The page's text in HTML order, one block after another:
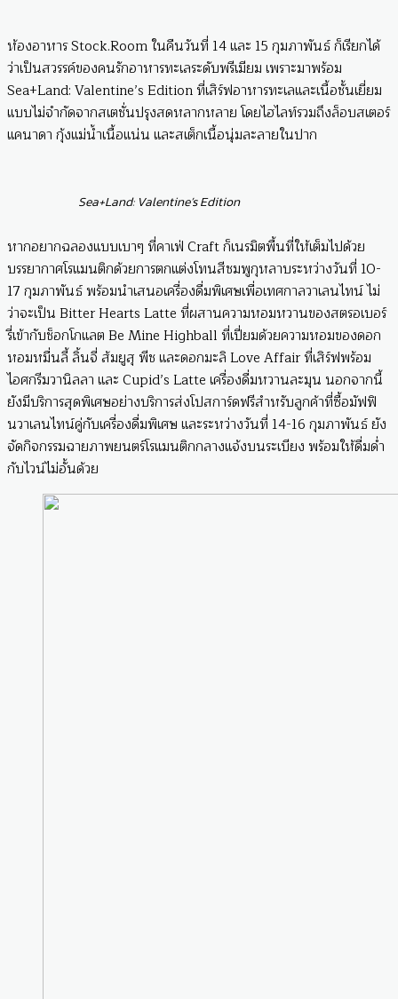
ห้องอาหาร Stock.Room ในคืนวันที่ 14 และ 15 กุมภาพันธ์ ก็เรียกได้
ว่าเป็นสวรรค์ของคนรักอาหารทะเลระดับพรีเมียม เพราะมาพร้อม
Sea+Land: Valentine’s Edition ที่เสิร์ฟอาหารทะเลและเนื้อชั้นเยี่ยม
แบบไม่จำกัดจากสเตชั่นปรุงสดหลากหลาย โดยไฮไลท์รวมถึงล็อบสเตอร์
แคนาดา กุ้งแม่น้ำเนื้อแน่น และสเต็กเนื้อนุ่มละลายในปาก
Sea+Land: Valentine’s Edition
หากอยากฉลองแบบเบาๆ ที่คาเฟ่ Craft ก็เนรมิตพื้นที่ให้เต็มไปด้วย
บรรยากาศโรแมนติกด้วยการตกแต่งโทนสีชมพูกุหลาบระหว่างวันที่ 10-
17 กุมภาพันธ์ พร้อมนำเสนอเครื่องดื่มพิเศษเพื่อเทศกาลวาเลนไทน์ ไม่
ว่าจะเป็น Bitter Hearts Latte ที่ผสานความหอมหวานของสตรอเบอร์
รี่เข้ากับช็อกโกแลต Be Mine Highball ที่เปี่ยมด้วยความหอมของดอก
หอมหมื่นลี้ ลิ้นจี่ ส้มยูสุ พีช และดอกมะลิ Love Affair ที่เสิร์ฟพร้อม
ไอศกรีมวานิลลา และ Cupid’s Latte เครื่องดื่มหวานละมุน นอกจากนี้
ยังมีบริการสุดพิเศษอย่างบริการส่งโปสการ์ดฟรีสำหรับลูกค้าที่ซื้อมัฟฟิ
นวาเลนไทน์คู่กับเครื่องดื่มพิเศษ และระหว่างวันที่ 14-16 กุมภาพันธ์ ยัง
จัดกิจกรรมฉายภาพยนตร์โรแมนติกกลางแจ้งบนระเบียง พร้อมให้ดื่มด่ำ
กับไวน์ไม่อั้นด้วย